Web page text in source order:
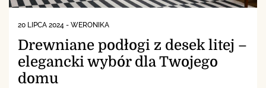
20 LIPCA 2024 - WERONIKA
Drewniane podłogi z desek litej –
elegancki wybór dla Twojego
domu